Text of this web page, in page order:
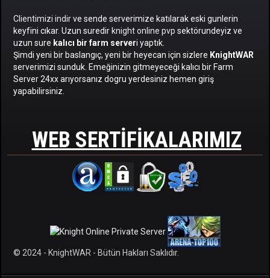
Clientimizi indirve sende serverimize katılarak eski gunlerin
keyfini cıkar. Uzun suredir knight online pvp sektörundeyiz ve
uzun sure kalıcı bir farm serveri yaptık.
Şimdi yeni bir baslangıç, yeni bir heyecan için sizlere KnightWAR
serverimizi sunduk. Emeğinizin gitmeyeceği kalıcı bir Farm
Server 24xx arıyorsanız dogru yerdesiniz hemen giriş
yapabilirsiniz.
WEB SERTIFIKALARIMIZ
© 2024 - KnightWAR - Bütün Hakları Saklıdır.